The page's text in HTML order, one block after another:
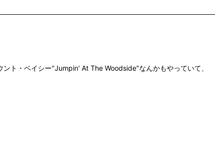
ト・ベイシー"Jumpin' At The Woodside"なんかもやっていて、